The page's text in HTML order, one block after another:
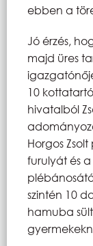
ebben a
Jó érzés,
majd üres
10
hivatalból
Horgos
furulyát és
szintén 10
hamuba